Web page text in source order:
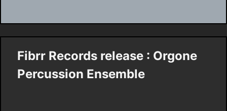
Fibrr Records release : Orgone
Percussion Ensemble